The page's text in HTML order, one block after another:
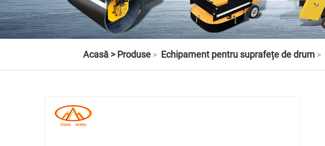
Acasă > Produse> Echipament pentru suprafețe de drum>